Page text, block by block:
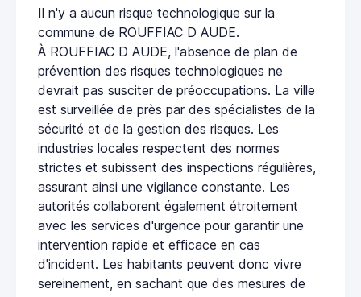
Il n'y a aucun risque technologique sur la
commune de ROUFFIAC D AUDE.
À ROUFFIAC D AUDE, l'absence de plan de
prévention des risques technologiques ne
devrait pas susciter de préoccupations. La ville
est surveillée de près par des spécialistes de la
sécurité et de la gestion des risques. Les
industries locales respectent des normes
strictes et subissent des inspections régulières,
assurant ainsi une vigilance constante. Les
autorités collaborent également étroitement
avec les services d'urgence pour garantir une
intervention rapide et efficace en cas
d'incident. Les habitants peuvent donc vivre
sereinement, en sachant que des mesures de